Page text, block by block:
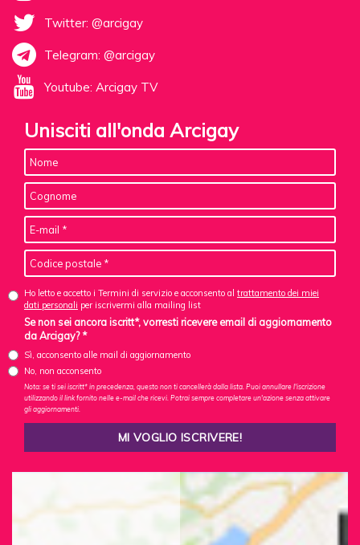
Twitter: @arcigay
Telegram: @arcigay
Youtube: Arcigay TV
Unisciti all'onda Arcigay
Ho letto e accetto i Termini di servizio e acconsento al trattamento dei miei
dati personali per iscrivermi alla mailing list
Se non sei ancora iscritt*, vorresti ricevere email di aggiornamento
da Arcigay? *
Sì, acconsento alle mail di aggiornamento
No, non acconsento
Nota: se ti sei iscritt* in precedenza, questo non ti cancellerà dalla lista. Puoi annullare l'iscrizione
utilizzando il link fornito nelle e-mail che ricevi. Potrai sempre completare un'azione senza attivare
gli aggiornamenti.